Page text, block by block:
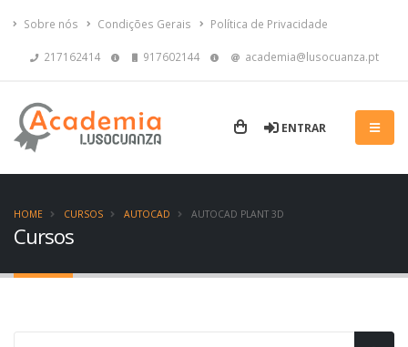
Sobre nós Condições Gerais Política de Privacidade
217162414 917602144 academia@lusocuanza.pt
ENTRAR
Cursos
HOME CURSOS AUTOCAD AUTOCAD PLANT 3D